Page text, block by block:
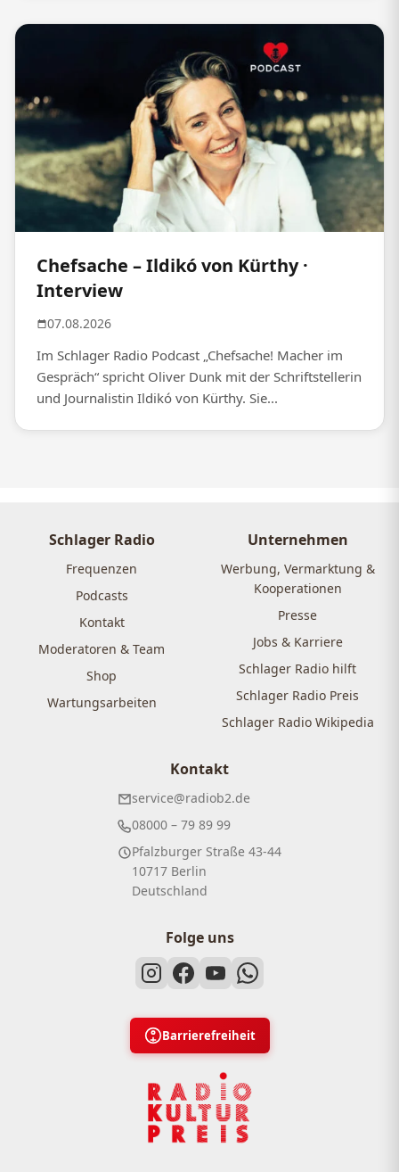
Chefsache – Ildikó von Kürthy ·
Interview
07.08.2026
Im Schlager Radio Podcast „Chefsache! Macher im
Gespräch“ spricht Oliver Dunk mit der Schriftstellerin
und Journalistin Ildikó von Kürthy. Sie...
Schlager Radio
Frequenzen
Podcasts
Kontakt
Moderatoren & Team
Shop
Wartungsarbeiten
Unternehmen
Werbung, Vermarktung &
Kooperationen
Presse
Jobs & Karriere
Schlager Radio hilft
Schlager Radio Preis
Schlager Radio Wikipedia
Kontakt
service@radiob2.de
08000 – 79 89 99
Pfalzburger Straße 43-44
10717 Berlin
Deutschland
Folge uns
Barrierefreiheit